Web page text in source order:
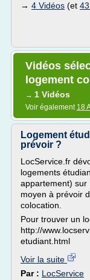
→ 4 Vidéos (et
Vidéos
logement
→ 1 Vidéos
Voir également 18
Logement
prévoir ?
LocService.fr
logements
appartement) sur
moyen à prévoir
colocation.
Pour trouver un
http://
etudiant.html
Voir la suite
Par : LocService